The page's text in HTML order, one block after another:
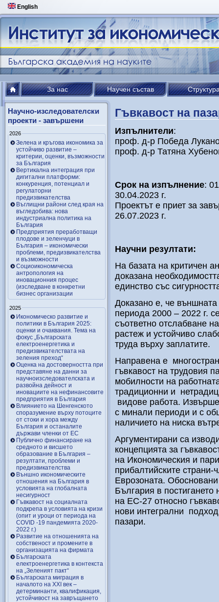
English
За нас Научен състав
Научно-изследователски
проекти - завършени
2026
Зелена и кръгова икономика за
устойчиво развитие –
критерии, оценки, възможности
за България
Вертикална интеграция при
дигитални платформи:
конкуренция, потенциал и
регулаторни
предизвикателства
Въглищни райони след края на
въгледобива: нова
индустриална политика на
България
Предприятия преработващи
плодове и зеленчуци в
България – икономически
проблеми, предизвикателства
и възможности
Социоикономическа
антропология на
иновационния процес
(изследване в конкретни
бизнес организации
2025
Икономическо развитие и
политики в България 2025:
оценки и очаквания. Тема на
фокус „Българската
електроенергетика и
предизвикателствата на
зеления преход“
Оценка на достоверността при
представяне на данни за
научноизследователската и
развойна дейност и
иновациите на нефинансовите
предприятия в България
Влиянието на Шенгенското
споразумение върху потоците
от стоки и хора между
България и останалите
държави членки от ЕС
Публично финансиране на
средното и висшето
образование в България –
резултати, проблеми и
предизвикателства
Външно икономическите
отношения на България в
условията на глобалната
несигурност
Гъвкавост на социалната
подкрепа в условията на кризи
(опит и уроци от периода на
COVID -19 пандемията 2020-
2022 г.)
Развитие на отношенията на
собственост и промените в
организацията на фирмата
Българската
електроенергетика в контекста
на „Зеленият пакт“
Българската миграция в
началото на ХХІ век –
детерминанти, квалификация,
устойчивост на завръщането
Гъвкавост на
Изпълнители:
проф. д-р Победа
проф. д-р Татяна
Срок на изпълнение:
30.04.2023 г.
Проектът е приет за
26.07.2023 г.
Научни резултати:
На базата на критичен
доказана
единство със
Доказано е, че външната
периода 2000 – 2022 г.
съответно отслабване
растеж и устойчиво
труда върху заплатите.
Направена е
гъвкавост на трудовия
мобилности на
традиционни и
видове работа.
с минали периоди и с
наличието на ниска
Аргументирани са
концепцията за
на Икономическия и
прибалтийските
Еврозоната.
България в постигането
на ЕС-27 относно
нови интегрални
пазари.